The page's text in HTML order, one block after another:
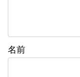
名前